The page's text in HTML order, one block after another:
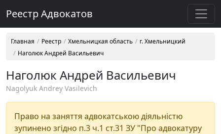
Реестр Адвокатов
Главная Реестр Хмельницкая область
г. Хмельницкий
Наголюк Андрей Васильевич
Наголюк Андрей Васильевич
Nagolyuk Andrey Vasilevich
Право на заняття адвокатською діяльністю
зупинено згідно п.3 ч.1 ст.31 ЗУ "Про адвокатуру